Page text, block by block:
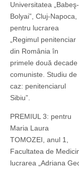
Universitatea „Babeş-
Bolyai”, Cluj-Napoca,
pentru lucrarea
„Regimul penitenciar
din România în
primele două decade
comuniste. Studiu de
caz: penitenciarul
Sibiu”.
PREMIUL 3: pentru
Maria Laura
TOMOZEI, anul 1,
Facultatea de
lucrarea „Adriana